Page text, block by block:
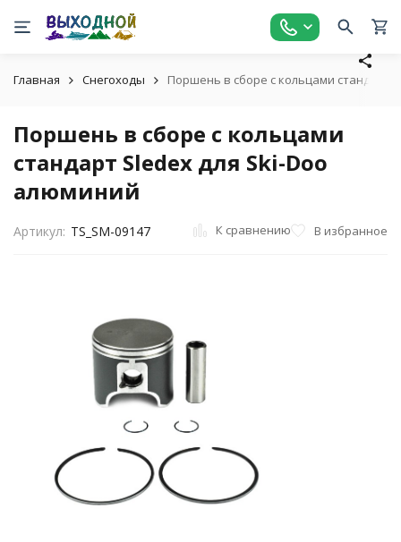
Главная Снегоходы Поршень в сборе с кольцами стандарт
Поршень в сборе с кольцами
стандарт Sledex для Ski-Doo
алюминий
Артикул: TS_SM-09147 К сравнению В избранное